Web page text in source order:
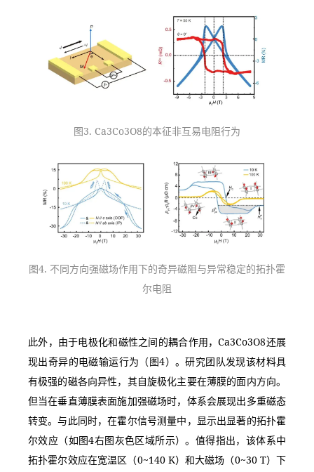
图3. Ca3Co3O8的本征非互易电阻行为
图4. 不同方向强磁场作用下的奇异磁阻与异常稳定的拓扑霍
尔电阻
此外，由于电极化和磁性之间的耦合作用，Ca3Co3O8还展
现出奇异的电磁输运行为（图4）。研究团队发现该材料具
有极强的磁各向异性，其自旋极化主要在薄膜的面内方向。
但当在垂直薄膜表面施加强磁场时，体系会展现出多重磁态
转变。与此同时，在霍尔信号测量中，显示出显著的拓扑霍
尔效应（如图4右图灰色区域所示）。值得指出，该体系中
拓扑霍尔效应在宽温区（0~140 K）和大磁场（0~30 T）下